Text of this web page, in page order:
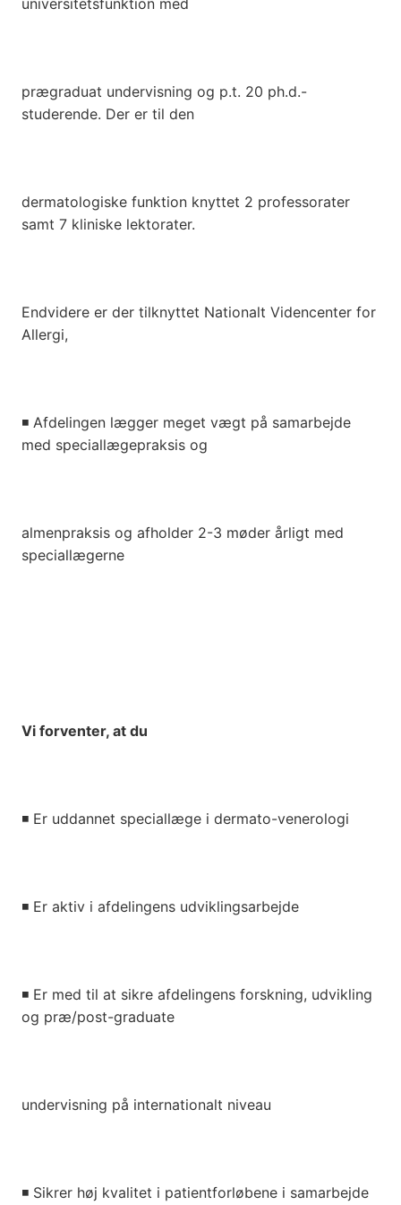
universitetsfunktion med
prægraduat undervisning og p.t. 20 ph.d.-
studerende. Der er til den
dermatologiske funktion knyttet 2 professorater
samt 7 kliniske lektorater.
Endvidere er der tilknyttet Nationalt Videncenter for
Allergi,
◾ Afdelingen lægger meget vægt på samarbejde
med speciallægepraksis og
almenpraksis og afholder 2-3 møder årligt med
speciallægerne
Vi forventer, at du
◾ Er uddannet speciallæge i dermato-venerologi
◾ Er aktiv i afdelingens udviklingsarbejde
◾ Er med til at sikre afdelingens forskning, udvikling
og præ/post-graduate
undervisning på internationalt niveau
◾ Sikrer høj kvalitet i patientforløbene i samarbejde